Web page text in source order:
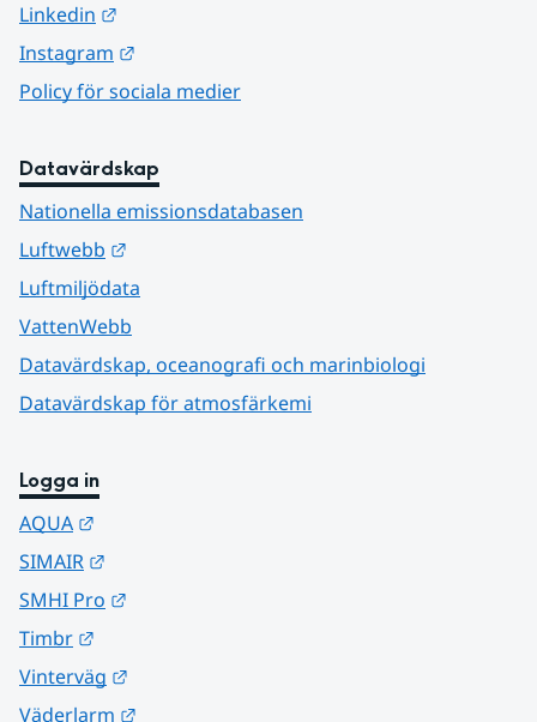
Linkedin
Instagram
Policy för sociala medier
Datavärdskap
Nationella emissionsdatabasen
Luftwebb
Luftmiljödata
VattenWebb
Datavärdskap, oceanografi och marinbiologi
Datavärdskap för atmosfärkemi
Logga in
AQUA
SIMAIR
SMHI Pro
Timbr
Vinterväg
Väderlarm